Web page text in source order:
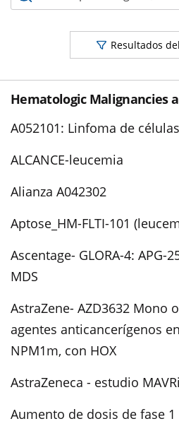
Resultados
Hematologic Malignancies
A052101: Linfoma de
ALCANCE-leucemia
Alianza A042302
Aptose_HM-FLTI-101
Ascentage- GLORA-4: APG-
MDS
AstraZene- AZD3632 Mono
agentes anticancerígenos
NPM1m, con HOX
AstraZeneca - estudio
Aumento de dosis de fase